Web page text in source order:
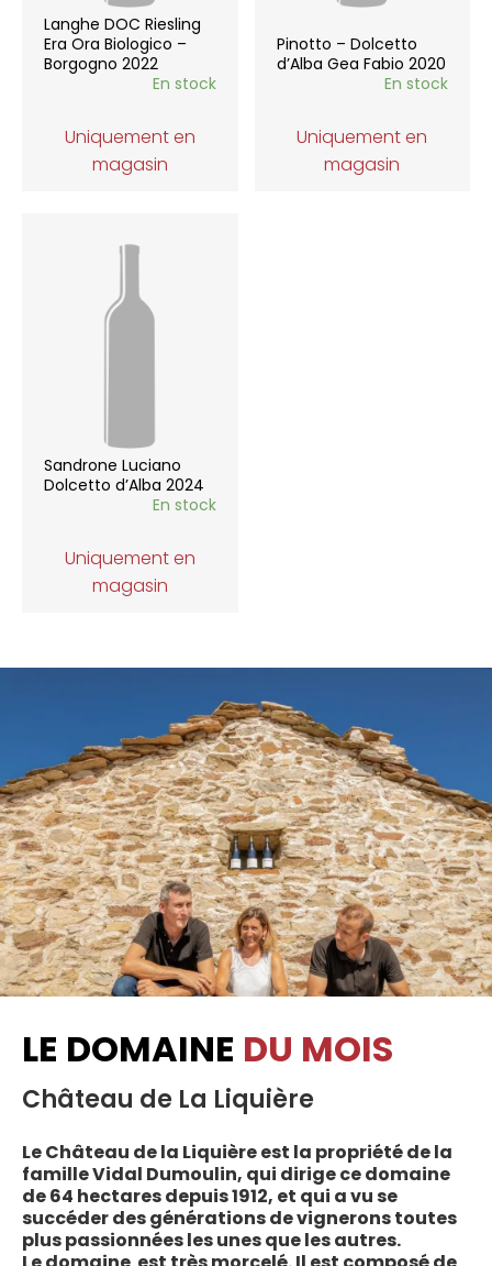
Langhe DOC Riesling
Era Ora Biologico –
Borgogno 2022
En stock
Uniquement en
magasin
Pinotto – Dolcetto
d’Alba Gea Fabio 2020
En stock
Uniquement en
magasin
Sandrone Luciano
Dolcetto d’Alba 2024
En stock
Uniquement en
magasin
LE DOMAINE DU MOIS
Château de La Liquière
Le Château de la Liquière est la propriété de la
famille Vidal Dumoulin, qui dirige ce domaine
de 64 hectares depuis 1912, et qui a vu se
succéder des générations de vignerons toutes
plus passionnées les unes que les autres.